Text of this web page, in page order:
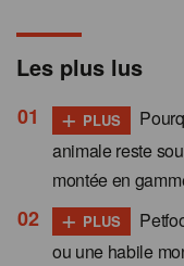
Les plus lus
+ PLUS
animale reste
montée en
+ PLUS
ou une habile